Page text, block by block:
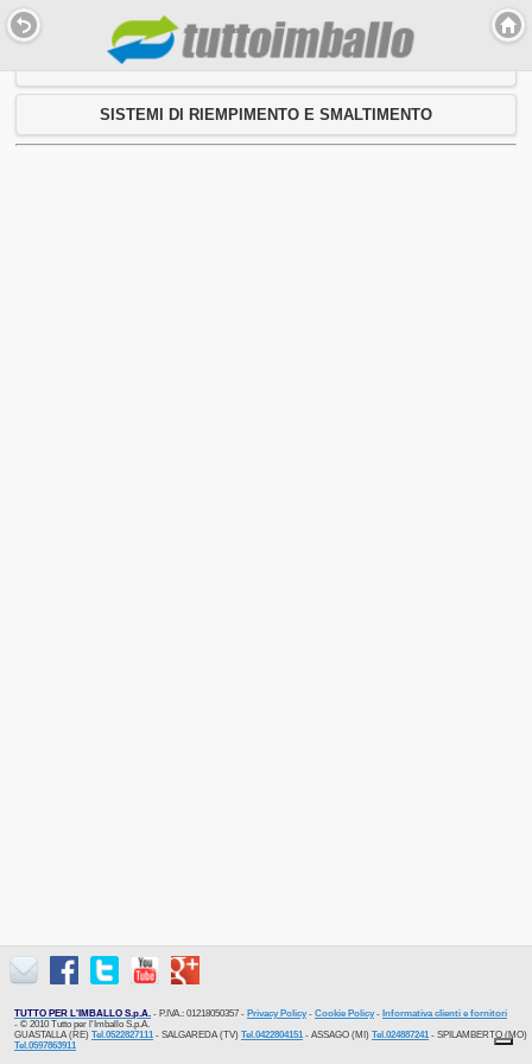
SISTEMI DI RIEMPIMENTO E SMALTIMENTO
TUTTO PER L'IMBALLO S.p.A. - P.IVA.: 01218050357 - Privacy Policy- Cookie Policy- Informativa clienti e fornitori
- © 2010 Tutto per l'Imballo S.p.A.
GUASTALLA (RE) Tel.0522827111 - SALGAREDA (TV) Tel.0422804151 - ASSAGO (MI) Tel.024887241 - SPILAMBERTO (MO)
Tel.0597863911